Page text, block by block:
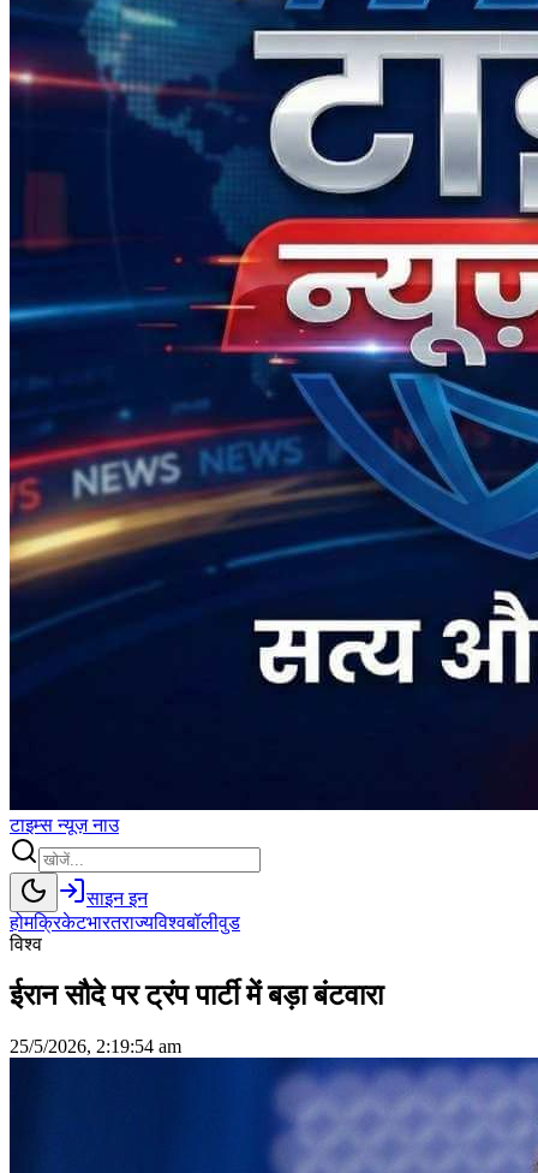
टाइम्सन्यूज़नाउ
साइन इन
होमक्रिकेटभारतराज्यविश्वबॉलीवुड
विश्व
ईरान सौदे पर ट्रंप पार्टी में बड़ा बंटवारा
25/5/2026, 2:19:54 am